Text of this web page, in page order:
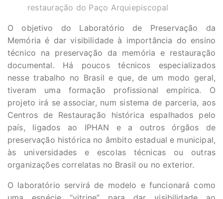
restauração do Paço Arquiepiscopal
O objetivo do Laboratório de Preservação da
Memória é dar visibilidade à importância do ensino
técnico na preservação da memória e restauração
documental. Há poucos técnicos especializados
nesse trabalho no Brasil e que, de um modo geral,
tiveram uma formação profissional empírica. O
projeto irá se associar, num sistema de parceria, aos
Centros de Restauração histórica espalhados pelo
país, ligados ao IPHAN e a outros órgãos de
preservação histórica no âmbito estadual e municipal,
às universidades e escolas técnicas ou outras
organizações correlatas no Brasil ou no exterior.
O laboratório servirá de modelo e funcionará como